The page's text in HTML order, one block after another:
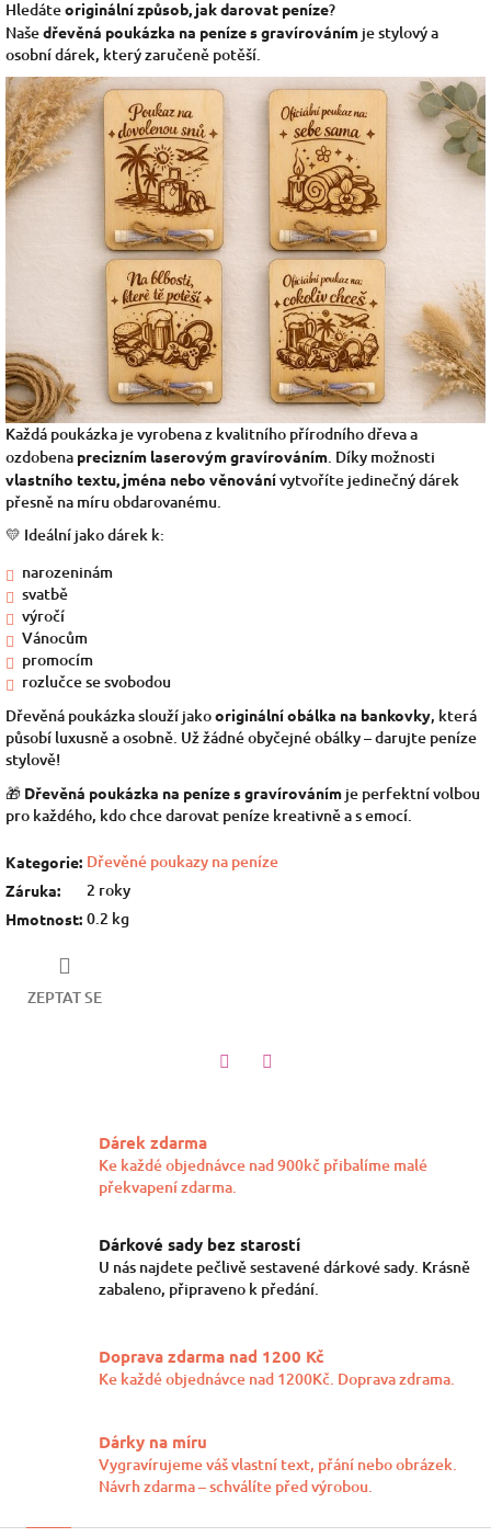
Hledáteoriginální způsob, jak darovat peníze?
Našedřevěná poukázka na peníze s gravírováním je stylový a
osobní dárek, který zaručeně potěší.
Každá poukázka je vyrobena z kvalitního přírodního dřeva a
ozdobena precizním laserovým gravírováním . Díky možnosti
vlastního textu, jména nebo věnovánívytvoříte jedinečný dárek
přesně na míru obdarovanému.
💛 Ideální jako dárek k:
narozeninám
svatbě
výročí
Vánocům
promocím
rozlučce se svobodou
Dřevěná poukázka slouží jakooriginální obálka na bankovky, která
působí luxusně a osobně. Už žádné obyčejné obálky – darujte peníze
stylově!
🎁 Dřevěná poukázka na peníze s gravírováním je perfektní volbou
pro každého, kdo chce darovat peníze kreativně a s emocí.
Kategorie: Dřevěné poukazy na peníze
Záruka: 2 roky
Hmotnost: 0.2 kg
ZEPTAT SE
Dárek zdarma
Ke každé objednávce nad 900kč přibalíme malé
překvapení zdarma.
Dárkové sady bez starostí
U nás najdete pečlivě sestavené dárkové sady. Krásně
zabaleno, připraveno k předání.
Doprava zdarma nad 1200 Kč
Ke každé objednávce nad 1200Kč. Doprava zdrama.
Dárky na míru
Vygravírujeme váš vlastní text, přání nebo obrázek.
Návrh zdarma – schválíte před výrobou.